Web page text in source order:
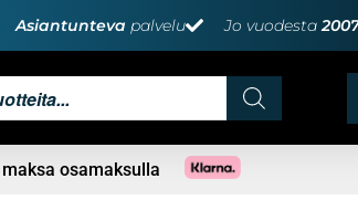
Asiantunteva palvelu Jo vuodesta
osamaksulla